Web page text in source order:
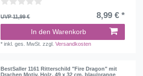
UVP 11,99 € 8,99 € *
In den Warenkorb
*inkl. ges. MwSt. zzgl.Versandkosten
BestSaller 1161 Ritterschild "Fire Dragon" mit
Drachen Motiv, Holz, 49 x 32 cm, blau/orange